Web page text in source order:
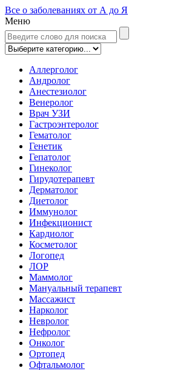
Все о заболеваниях от А до Я
Меню
Аллерголог
Андролог
Анестезиолог
Венеролог
Врач УЗИ
Гастроэнтеролог
Гематолог
Генетик
Гепатолог
Гинеколог
Гирудотерапевт
Дерматолог
Диетолог
Иммунолог
Инфекционист
Кардиолог
Косметолог
Логопед
ЛОР
Маммолог
Мануальный терапевт
Массажист
Нарколог
Невролог
Нефролог
Онколог
Ортопед
Офтальмолог